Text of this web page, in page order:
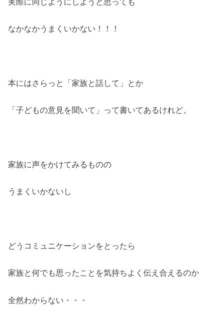
なかなかうまくいかない！！！
本にはさらっと「家族と話して」とか
「子どもの意見を聞いて」って書いてあるけれど。
家族に声をかけてみるものの
うまくいかないし
どうコミュニケーションをとったら
家族と何でも思ったことを気持ちよく伝え合えるのか
全然わからない・・・